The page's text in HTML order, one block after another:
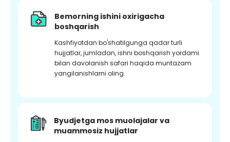
Bemorning ishini oxirigacha
boshqarish
Kashfiyotdan bo'shatilgunga qadar turli
hujjatlar, jumladan, ishni boshqarish yordami
bilan davolanish safari haqida muntazam
yangilanishlarni oling.
Byudjetga mos muolajalar va
muammosiz hujjatlar